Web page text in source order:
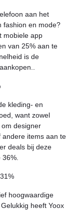
aan het
fashion en mode?
mobiele app
van 25% aan te
is de
kleding- en
want zowel
designer
andere items aan te
deals bij deze
hoogwaardige
heeft Yoox